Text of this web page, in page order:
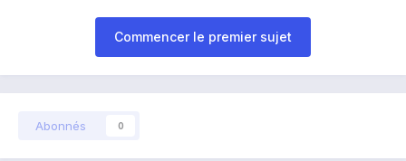
Commencer le premier sujet
Abonnés 0